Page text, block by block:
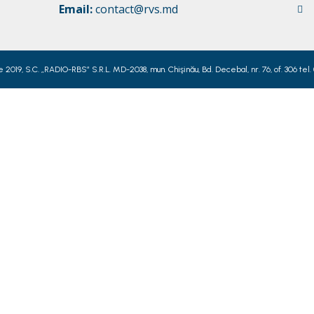
Email:contact@rvs.md
S.C. „RADIO-RBS” S.R.L. MD-2038, mun. Chişinău, Bd. Decebal, nr. 76, of. 306 tel.